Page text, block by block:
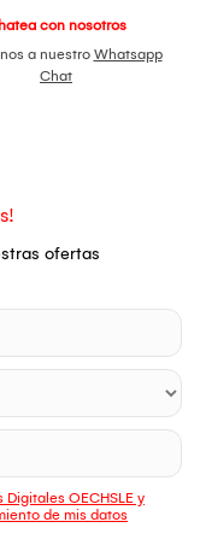
con nosotros
a nuestro Whatsapp
Chat
ofertas
OECHSLE y
de mis datos